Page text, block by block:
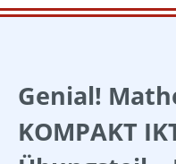
Genial!
KOMPAKT